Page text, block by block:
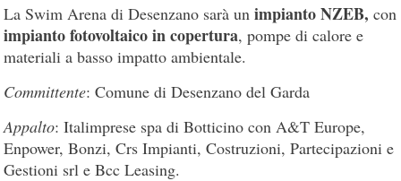
La Swim Arena di Desenzano sarà unimpianto NZEB,con
impianto fotovoltaico in copertura, pompe di calore e
materiali a basso impatto ambientale.
Committente: Comune di Desenzano del Garda
Appalto: Italimprese spa di Botticino con A&T Europe,
Enpower, Bonzi, Crs Impianti, Costruzioni, Partecipazioni e
Gestioni srl e Bcc Leasing.